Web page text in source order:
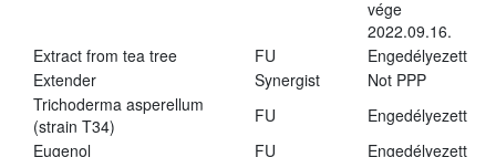
vége
2022.09.16.
Extract from tea tree
FU
Engedélyezett
Extender
Synergist
Not PPP
Trichoderma asperellum
(strain T34)
FU
Engedélyezett
Eugenol
FU
Engedélyezett